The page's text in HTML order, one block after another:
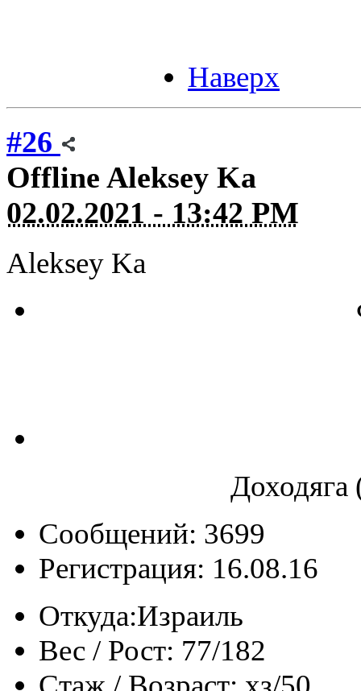
Наверх
#26
Offline Aleksey Ka
02.02.2021 - 13:42 PM
Aleksey Ka
Сообщений: 3699
Регистрация: 16.08.16
Откуда:Израиль
Вес / Рост: 77/182